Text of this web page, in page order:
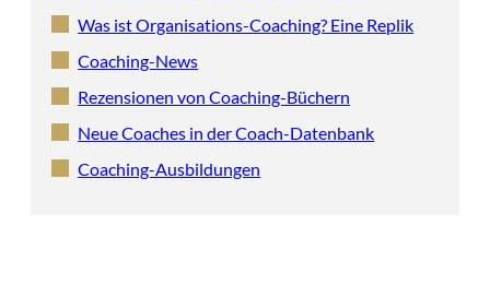
Was ist Organisations-Coaching? Eine Replik
Coaching-News
Rezensionen von Coaching-Büchern
Neue Coaches in der Coach-Datenbank
Coaching-Ausbildungen